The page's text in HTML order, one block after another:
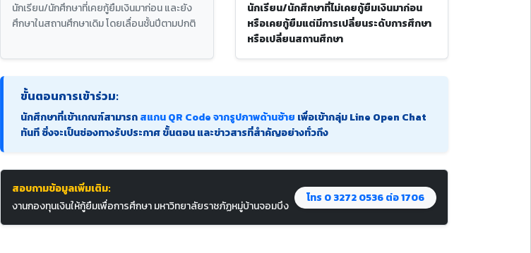
นักเรียน/นักศึกษาที่เคยกู้ยืมเงินมาก่อน และยัง
ศึกษาในสถานศึกษาเดิม โดยเลื่อนชั้นปีตามปกติ
นักเรียน/นักศึกษาที่ไม่เคยกู้ยืมเงินมาก่อน
หรือเคยกู้ยืมแต่มีการเปลี่ยนระดับการศึกษา
หรือเปลี่ยนสถานศึกษา
ขั้นตอนการเข้าร่วม:
นักศึกษาที่เข้าเกณฑ์สามารถสแกน QR Code จากรูปภาพด้านซ้าย เพื่อเข้ากลุ่ม Line Open Chat
ทันที ซึ่งจะเป็นช่องทางรับประกาศ ขั้นตอน และข่าวสารที่สำคัญอย่างทั่วถึง
สอบถามข้อมูลเพิ่มเติม:
งานกองทุนเงินให้กู้ยืมเพื่อการศึกษา มหาวิทยาลัยราชภัฏหมู่บ้านจอมบึง
โทร 0 3272 0536 ต่อ 1706